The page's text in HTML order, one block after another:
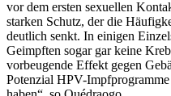
vor dem ersten sexuellen
starken Schutz, der die
deutlich senkt. In einigen
Geimpften sogar gar keine
vorbeugende Effekt gegen
Potenzial HPV-